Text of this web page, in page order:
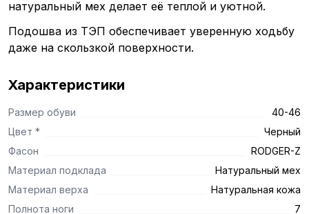
натуральный мех делает её теплой и уютной.
Подошва из ТЭП обеспечивает уверенную ходьбу
даже на скользкой поверхности.
Характеристики
Размер обуви
40-46
Цвет *
Черный
Фасон
RODGER-Z
Материал подклада
Натуральный мех
Материал верха
Натуральная кожа
Полнота ноги
7